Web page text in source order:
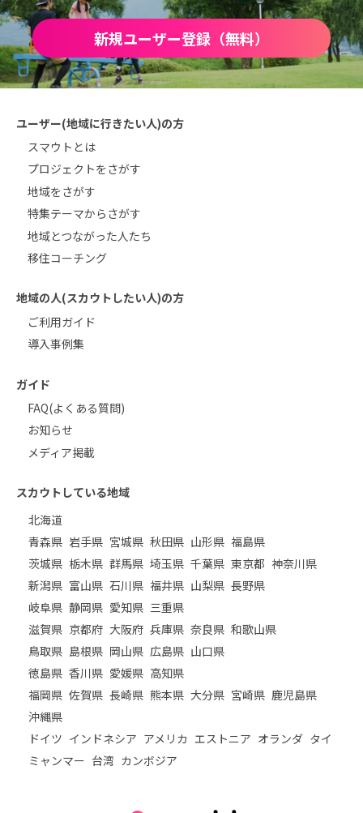
新規ユーザー登録（無料）
ユーザー(地域に行きたい人)の方
スマウトとは
プロジェクトをさがす
地域をさがす
特集テーマからさがす
地域とつながった人たち
移住コーチング
地域の人(スカウトしたい人)の方
ご利用ガイド
導入事例集
ガイド
FAQ(よくある質問)
お知らせ
メディア掲載
スカウトしている地域
北海道
青森県 岩手県 宮城県 秋田県 山形県 福島県
茨城県 栃木県 群馬県 埼玉県 千葉県 東京都 神奈川県
新潟県 富山県 石川県 福井県 山梨県 長野県
岐阜県 静岡県 愛知県 三重県
滋賀県 京都府 大阪府 兵庫県 奈良県 和歌山県
鳥取県 島根県 岡山県 広島県 山口県
徳島県 香川県 愛媛県 高知県
福岡県 佐賀県 長崎県 熊本県 大分県 宮崎県 鹿児島県
沖縄県
ドイツ インドネシア アメリカ エストニア オランダ タイ
ミャンマー 台湾 カンボジア